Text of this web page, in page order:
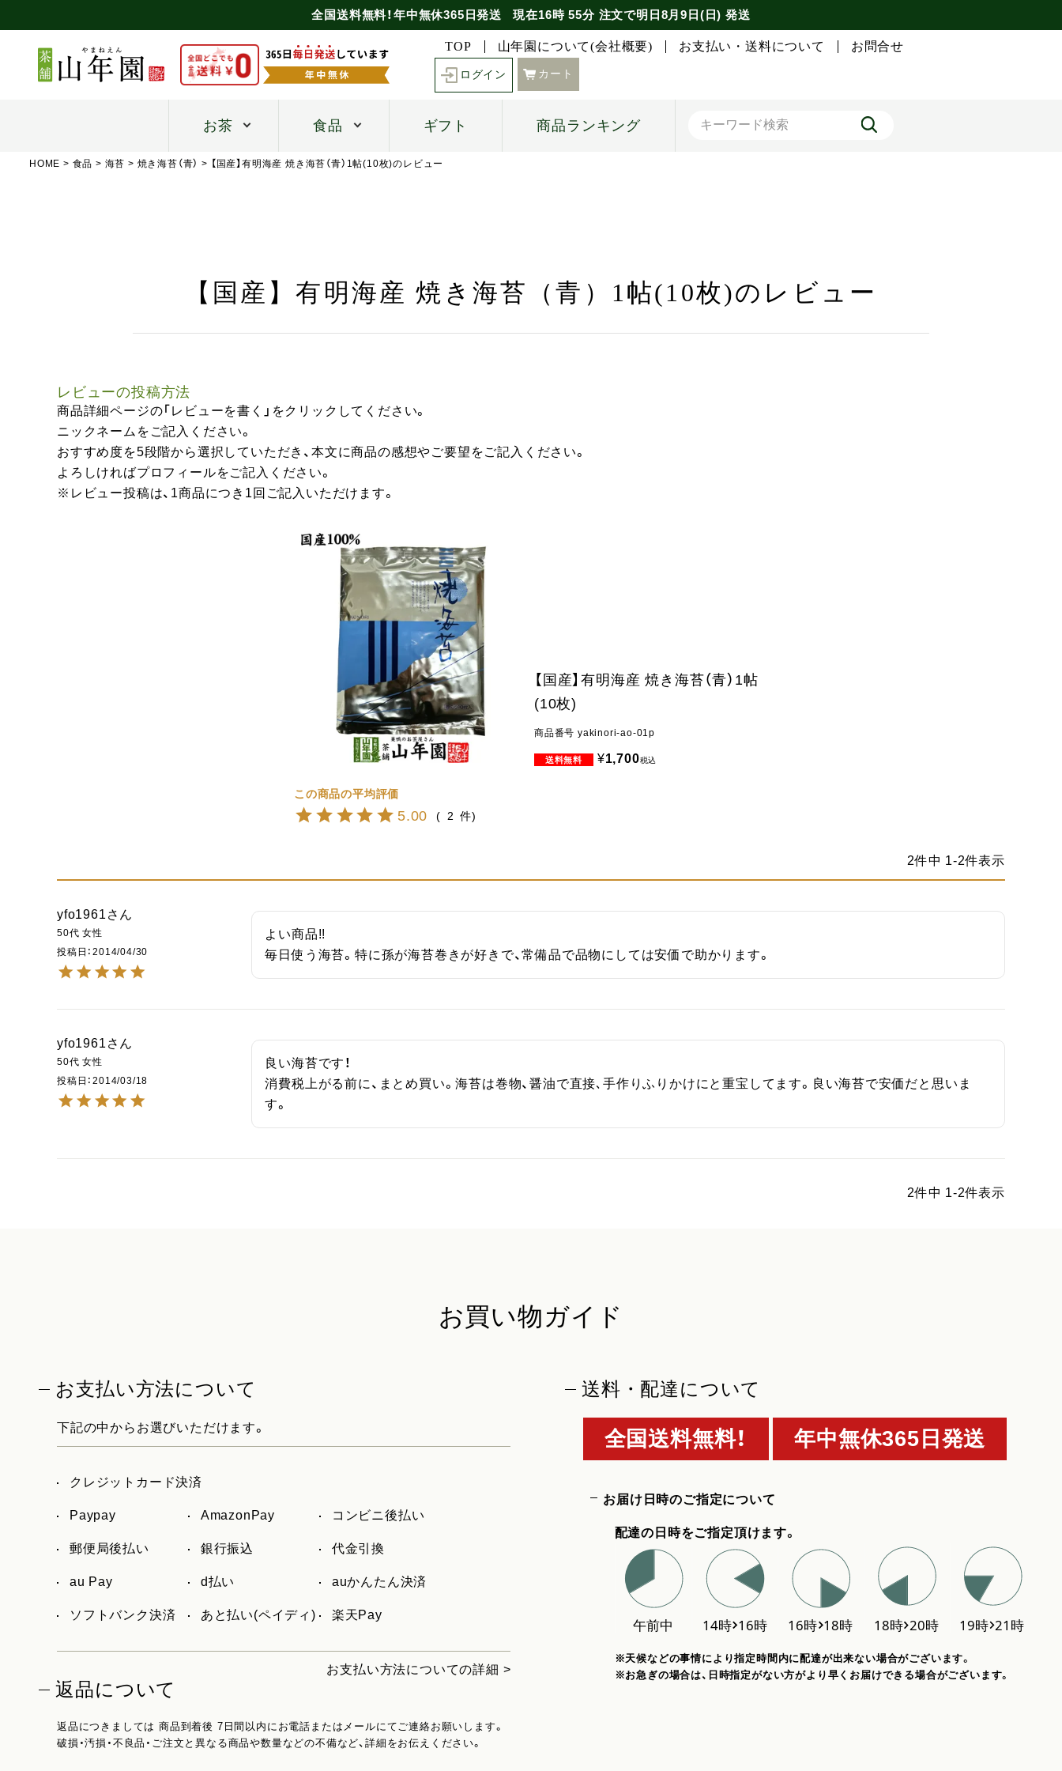
全国送料無料！年中無休365日発送 現在16時 55分注文で明日8月9日(日) 発送
TOP 山年園について(会社概要) お支払い・送料について お問合せ
ログイン カート
お茶 食品 ギフト 商品ランキング
HOME 食品 海苔 焼き海苔（青） 【国産】有明海産 焼き海苔（青）1帖(10枚)のレビュー
【国産】有明海産 焼き海苔（青）1帖(10枚)のレビュー
レビューの投稿方法
商品詳細ページの「レビューを書く」をクリックしてください。
ニックネームをご記入ください。
おすすめ度を5段階から選択していただき、本文に商品の感想やご要望をご記入ください。
よろしければプロフィールをご記入ください。
※レビュー投稿は、1商品につき1回ご記入いただけます。
【国産】有明海産 焼き海苔（青）1帖
(10枚)
商品番号 yakinori-ao-01p
¥1,700税込
5.00 2
2件中 1-2件表示
yfo1961
50代 女性
投稿日
2014/04/30
よい商品!!
毎日使う海苔。特に孫が海苔巻きが好きで、常備品で品物にしては安価で助かります。
yfo1961
50代 女性
投稿日
2014/03/18
良い海苔です！
消費税上がる前に、まとめ買い。海苔は巻物、醤油で直接､手作りふりかけにと重宝してます。良い海苔で安価だと思いま
す。
2件中 1-2件表示
お買い物ガイド
お支払い方法について
下記の中からお選びいただけます。
クレジットカード決済
Paypay AmazonPay コンビニ後払い
郵便局後払い 銀行振込 代金引換
au Pay d払い auかんたん決済
ソフトバンク決済 あと払い(ペイディ) 楽天Pay
お支払い方法についての詳細 >
返品について
返品につきましては 商品到着後 7日間以内にお電話またはメールにてご連絡お願いします。
破損・汚損・不良品・ご注文と異なる商品や数量などの不備など、詳細をお伝えください。
送料・配達について
全国送料無料！ 年中無休365日発送
お届け日時のご指定について
配達の日時をご指定頂けます。
※天候などの事情により指定時間内に配達が出来ない場合がございます。
※お急ぎの場合は、日時指定がない方がより早くお届けできる場合がございます。